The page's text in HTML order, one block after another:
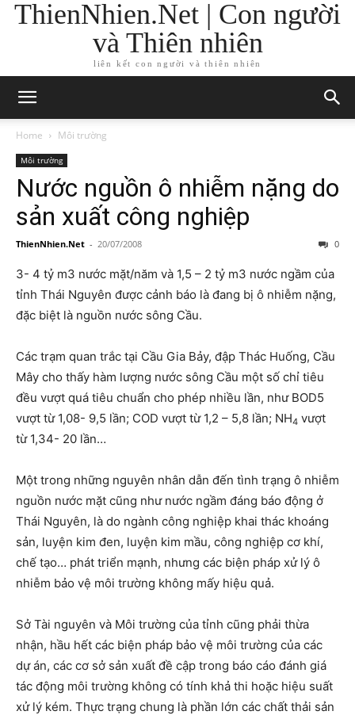
ThienNhien.Net | Con người
và Thiên nhiên
liên kết con người và thiên nhiên
Home Môi trường
Môi trường
Nước nguồn ô nhiễm nặng do
sản xuất công nghiệp
ThienNhien.Net - 20/07/2008 0
3- 4 tỷ m3 nước mặt/năm và 1,5 – 2 tỷ m3 nước ngầm của
tỉnh Thái Nguyên được cảnh báo là đang bị ô nhiễm nặng,
đặc biệt là nguồn nước sông Cầu.
Các trạm quan trắc tại Cầu Gia Bảy, đập Thác Huống, Cầu
Mây cho thấy hàm lượng nước sông Cầu một số chỉ tiêu
đều vượt quá tiêu chuẩn cho phép nhiều lần, như BOD5
vượt từ 1,08- 9,5 lần; COD vượt từ 1,2 – 5,8 lần; NH4 vượt
từ 1,34- 20 lần…
Một trong những nguyên nhân dẫn đến tình trạng ô nhiễm
nguồn nước mặt cũng như nước ngầm đáng báo động ở
Thái Nguyên, là do ngành công nghiệp khai thác khoáng
sản, luyện kim đen, luyện kim mầu, công nghiệp cơ khí,
chế tạo… phát triển mạnh, nhưng các biện pháp xử lý ô
nhiễm bảo vệ môi trường không mấy hiệu quả.
Sở Tài nguyên và Môi trường của tỉnh cũng phải thừa
nhận, hầu hết các biện pháp bảo vệ môi trường của các
dự án, các cơ sở sản xuất đề cập trong báo cáo đánh giá
tác động môi trường không có tính khả thi hoặc hiệu suất
xử lý kém. Thực trạng chung là phần lớn các chất thải sản